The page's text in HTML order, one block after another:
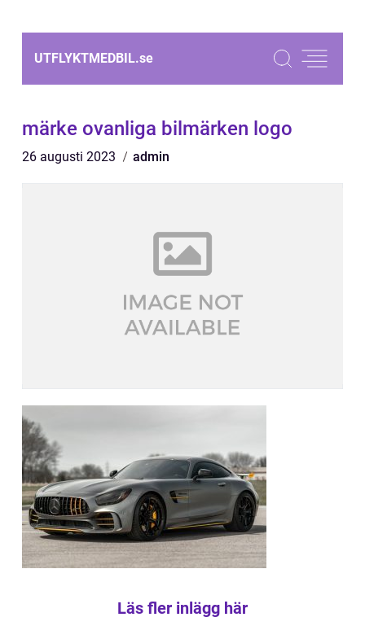
UTFLYKTMEDBIL.se
märke ovanliga bilmärken logo
26 augusti 2023 admin
Läs fler inlägg här